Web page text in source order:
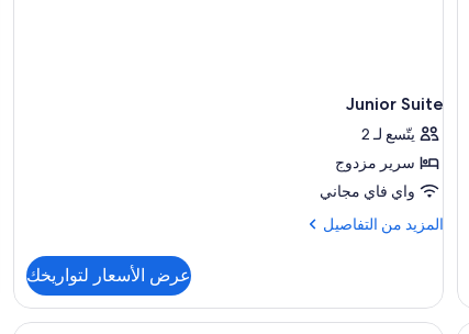
Junior Suite
يتّسع لـ 2
سرير مزدوج
واي فاي مجاني
المزيد من التفاصيل
المزيد
Junior
Suite
عرض الأسعار لتواريخك